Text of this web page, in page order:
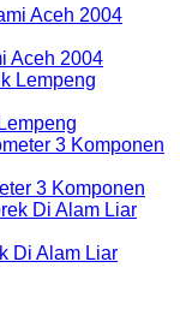
Aceh 2004
3 Komponen
Di Alam Liar